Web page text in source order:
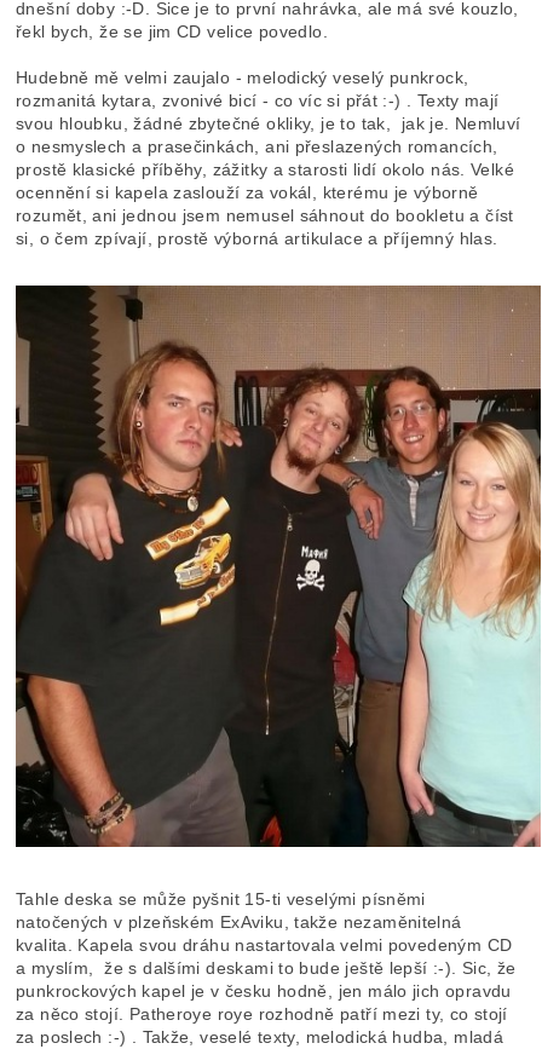
dnešní doby :-D. Sice je to první nahrávka, ale má své kouzlo,
řekl bych, že se jim CD velice povedlo.
Hudebně mě velmi zaujalo - melodický veselý punkrock,
rozmanitá kytara, zvonivé bicí - co víc si přát :-) . Texty mají
svou hloubku, žádné zbytečné okliky, je to tak, jak je. Nemluví
o nesmyslech a prasečinkách, ani přeslazených romancích,
prostě klasické příběhy, zážitky a starosti lidí okolo nás. Velké
ocennění si kapela zaslouží za vokál, kterému je výborně
rozumět, ani jednou jsem nemusel sáhnout do bookletu a číst
si, o čem zpívají, prostě výborná artikulace a příjemný hlas.
Tahle deska se může pyšnit 15-ti veselými písněmi
natočených v plzeňském ExAviku, takže nezaměnitelná
kvalita. Kapela svou dráhu nastartovala velmi povedeným CD
a myslím, že s dalšími deskami to bude ještě lepší :-). Sic, že
punkrockových kapel je v česku hodně, jen málo jich opravdu
za něco stojí. Patheroye roye rozhodně patří mezi ty, co stojí
za poslech :-) . Takže, veselé texty, melodická hudba, mladá